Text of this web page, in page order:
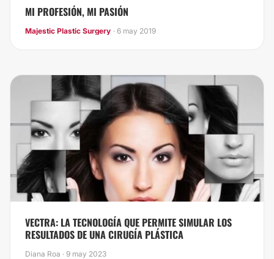
MI PROFESIÓN, MI PASIÓN
Majestic Plastic Surgery · 6 may 2019
VECTRA: LA TECNOLOGÍA QUE PERMITE SIMULAR LOS
RESULTADOS DE UNA CIRUGÍA PLÁSTICA
Diana Roa · 9 may 2023